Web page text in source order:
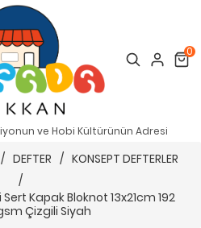
Search Cart
0
ve Hobi Kültürünün Adresi
/ DEFTER / KONSEPT DEFTERLER
/
Kapak Bloknot 13x21cm 192
Çizgili Siyah